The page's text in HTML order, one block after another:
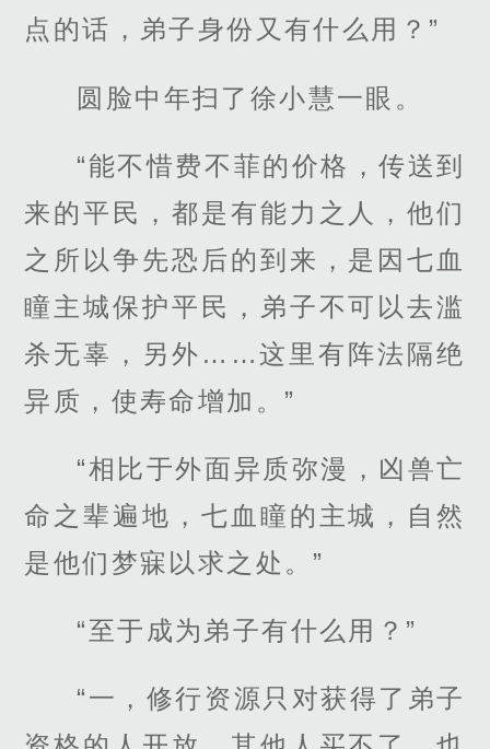
点的话，弟子身份又有什么用？”
圆脸中年扫了徐小慧一眼。
“能不惜费不菲的价格，传送到
来的平民，都是有能力之人，他们
之所以争先恐后的到来，是因七血
瞳主城保护平民，弟子不可以去滥
杀无辜，另外……这里有阵法隔绝
异质，使寿命增加。”
“相比于外面异质弥漫，凶兽亡
命之辈遍地，七血瞳的主城，自然
是他们梦寐以求之处。”
“至于成为弟子有什么用？”
“一，修行资源只对获得了弟子